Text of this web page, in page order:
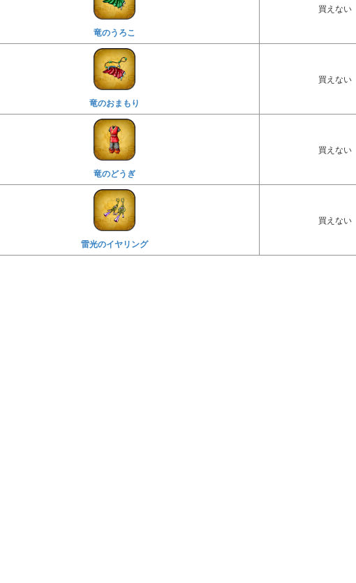
竜のうろこ
買えない
竜のおまもり
買えない
竜のどうぎ
買えない
雷光のイヤリング
買えない